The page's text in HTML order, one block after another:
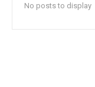
No posts to display